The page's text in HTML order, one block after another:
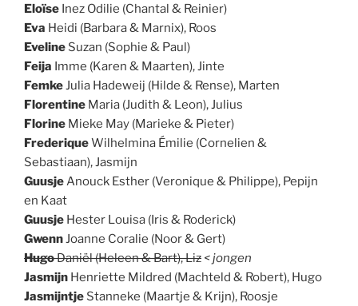
Eloïse Inez Odilie (Chantal & Reinier)
Eva Heidi (Barbara & Marnix), Roos
Eveline Suzan (Sophie & Paul)
Feija Imme (Karen & Maarten), Jinte
Femke Julia Hadeweij (Hilde & Rense), Marten
Florentine Maria (Judith & Leon), Julius
Florine Mieke May (Marieke & Pieter)
FrederiqueWilhelmina Émilie (Cornelien &
Sebastiaan), Jasmijn
Guusje Anouck Esther (Veronique & Philippe), Pepijn
en Kaat
Guusje Hester Louisa (Iris & Roderick)
Gwenn Joanne Coralie (Noor & Gert)
HugoDaniël (Heleen & Bart), Liz < jongen
Jasmijn Henriette Mildred (Machteld & Robert), Hugo
Jasmijntje Stanneke (Maartje & Krijn), Roosje